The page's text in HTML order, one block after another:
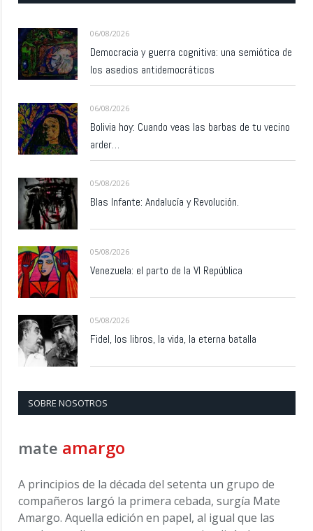
06/08/2026
Democracia y guerra cognitiva: una semiótica de
los asedios antidemocráticos
06/08/2026
Bolivia hoy: Cuando veas las barbas de tu vecino
arder…
05/08/2026
Blas Infante: Andalucía y Revolución.
05/08/2026
Venezuela: el parto de la VI República
05/08/2026
Fidel, los libros, la vida, la eterna batalla
SOBRE NOSOTROS
mate amargo
A principios de la década del setenta un grupo de
compañeros largó la primera cebada, surgía Mate
Amargo. Aquella edición en papel, al igual que las